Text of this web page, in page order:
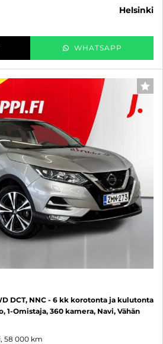
helsinki
WHATSAPP
DCT, NNC - 6 kk korotonta ja kulutonta
1-Omistaja, 360 kamera, Navi, Vähän
58 000 km